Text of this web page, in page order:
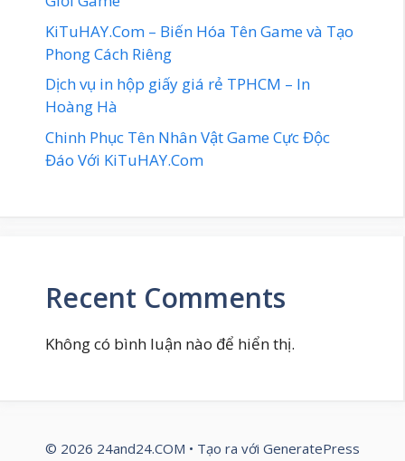
KiTuHAY.Com – Biến Hóa Tên Game và Tạo
Phong Cách Riêng
Dịch vụ in hộp giấy giá rẻ TPHCM – In
Hoàng Hà
Chinh Phục Tên Nhân Vật Game Cực Độc
Đáo Với KiTuHAY.Com
Recent Comments
Không có bình luận nào để hiển thị.
© 2026 24and24.COM • Tạo ra với GeneratePress